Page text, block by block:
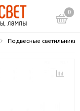
0
Подвесные светильники